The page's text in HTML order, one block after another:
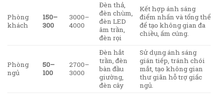
Phòng
khách
150–
300
3000–
4000
Đèn thả,
đèn chùm,
đèn LED
âm trần,
đèn rọi
Kết hợp ánh sáng
điểm nhấn và tổng thể
để tạo không gian đa
chiều, ấm cúng.
Phòng
ngủ
50–
100
2700–
3000
Đèn hắt
trần, đèn
bàn đầu
giường,
đèn cây
Sử dụng ánh sáng
gián tiếp, tránh chói
mắt, tạo không gian
thư giãn hỗ trợ giấc
ngủ.